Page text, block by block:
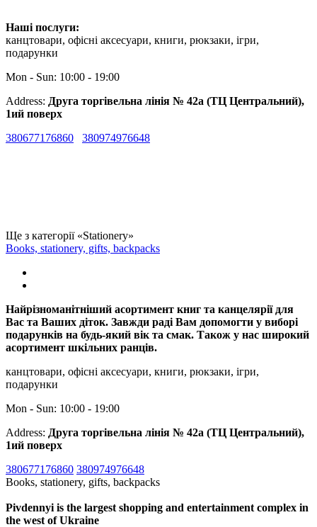
Наші послуги:
канцтовари, офісні аксесуари, книги, рюкзаки, ігри,
подарунки
Mon - Sun: 10:00 - 19:00
Address: Друга торгівельна лінія № 42а (ТЦ Центральний),
1ий поверх
380677176860
380974976648
Ще з категорії «Stationery»
Books, stationery, gifts, backpacks
Найрізноманітніший асортимент книг та канцелярії для
Вас та Ваших діток. Завжди раді Вам допомогти у виборі
подарунків на будь-який вік та смак. Також у нас широкий
асортимент шкільних ранців.
канцтовари, офісні аксесуари, книги, рюкзаки, ігри,
подарунки
Mon - Sun: 10:00 - 19:00
Address: Друга торгівельна лінія № 42а (ТЦ Центральний),
1ий поверх
380677176860 380974976648
Books, stationery, gifts, backpacks
Pivdennyi is the largest shopping and entertainment complex in
the west of Ukraine